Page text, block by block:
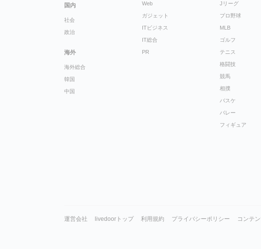
国内
社会
政治
海外
海外総合
韓国
中国
Web
ガジェット
ITビジネス
IT総合
PR
Jリーグ
プロ野球
MLB
ゴルフ
テニス
格闘技
競馬
相撲
バスケ
バレー
フィギュア
運営会社 livedoorトップ 利用規約 プライバシーポリシー コンテ